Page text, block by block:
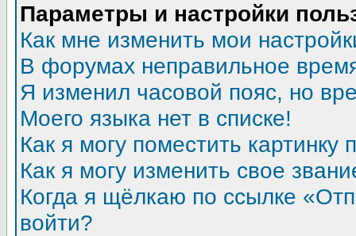
Параметры и настройки
Как мне изменить мои
В форумах неправильное
Я изменил часовой пояс, но
Моего языка нет в списке!
Как я могу поместить
Как я могу изменить свое
Когда я щёлкаю по ссылке
войти?